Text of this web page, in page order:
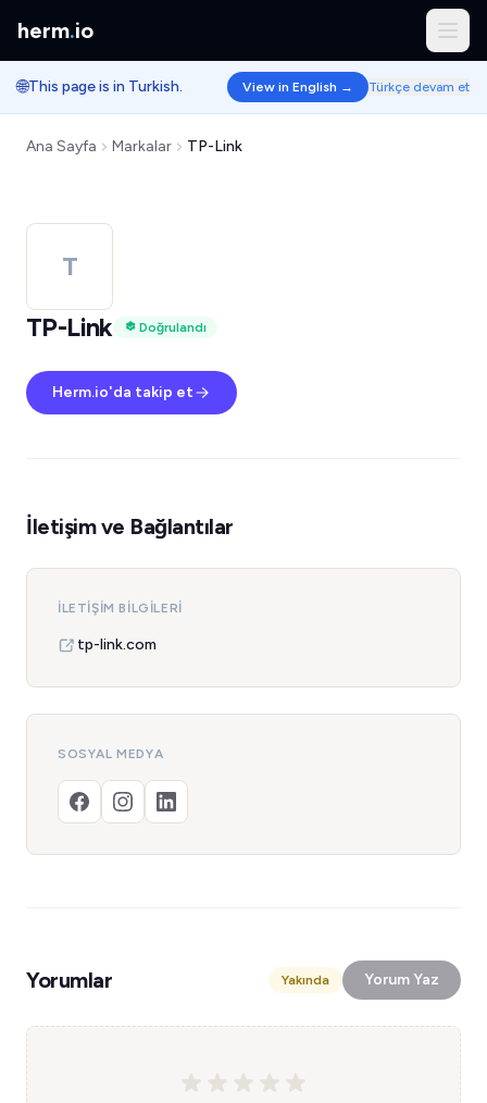
herm.io
🌐This page is in Turkish. View in English → Türkçe devam et
Ana Sayfa Markalar TP-Link
T
TP-Link
Doğrulandı
Herm.io'da takip et
İletişim ve Bağlantılar
İLETIŞIM BILGILERI
tp-link.com
SOSYAL MEDYA
Yorumlar Yakında Yorum Yaz